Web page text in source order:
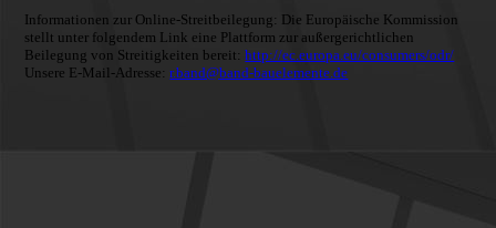
Informationen zur Online-Streitbeilegung: Die Europäische Kommission
stellt unter folgendem Link eine Plattform zur außergerichtlichen
Beilegung von Streitigkeiten bereit:http://ec.europa.eu/consumers/odr/
Unsere E-Mail-Adresse:r.band@band-bauelemente.de